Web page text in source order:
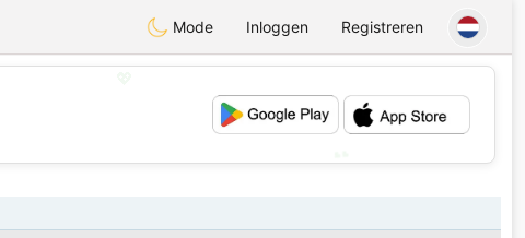
Mode Inloggen Registreren